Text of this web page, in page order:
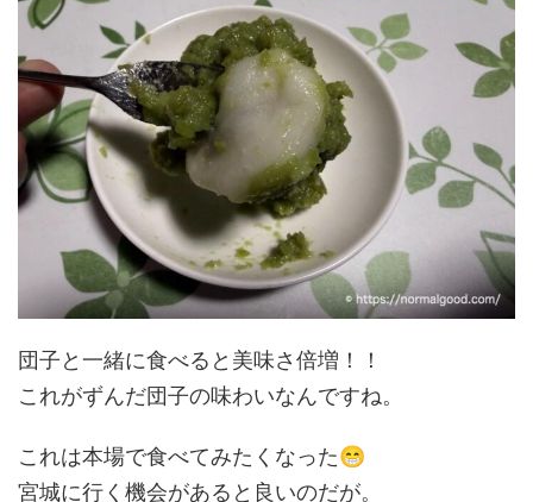
団子と一緒に食べると美味さ倍増！！
これがずんだ団子の味わいなんですね。
これは本場で食べてみたくなった😁
宮城に行く機会があると良いのだが。